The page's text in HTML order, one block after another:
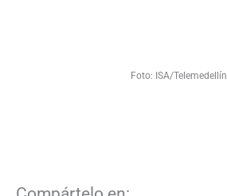
Foto: ISA/Telemedellín